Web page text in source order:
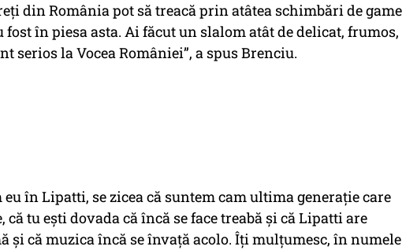
din România pot să treacă prin atâtea schimbări de game
în piesa asta. Ai făcut un slalom atât de delicat, frumos,
serios laVocea României”, a spus Brenciu.
eu în Lipatti, se zicea că suntem cam ultima generație care
că tu ești dovada că încă se face treabă și că Lipatti are
și că muzica încă se învață acolo. Îți mulțumesc, în numele